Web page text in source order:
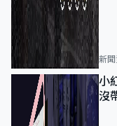
新
小
沒